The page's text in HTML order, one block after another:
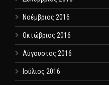
Νοέμβριος 2016
Οκτώβριος 2016
Αύγουστος 2016
Ιούλιος 2016